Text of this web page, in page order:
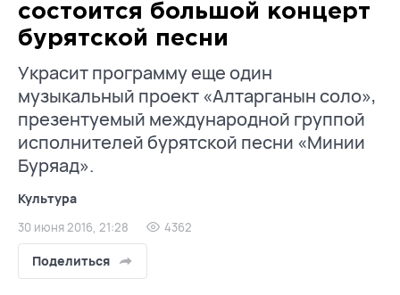
состоится большой концерт
бурятской песни
Украсит программу еще один
музыкальный проект «Алтарганын соло»,
презентуемый международной группой
исполнителей бурятской песни «Минии
Буряад».
Культура
30 июня 2016, 21:28 4362
Поделиться